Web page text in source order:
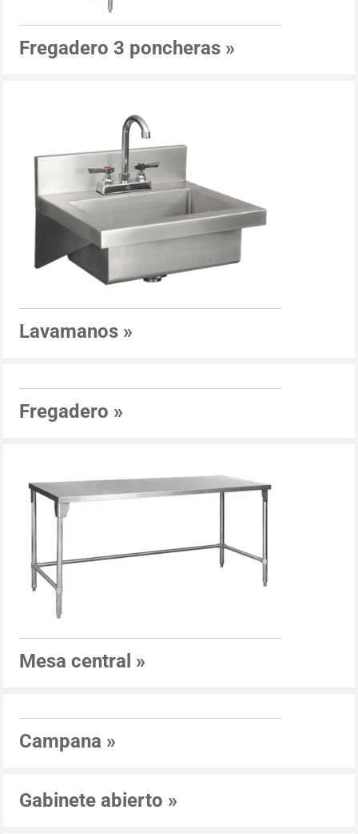
Fregadero 3 poncheras »
Lavamanos »
Fregadero »
Mesa central »
Campana »
Gabinete abierto »